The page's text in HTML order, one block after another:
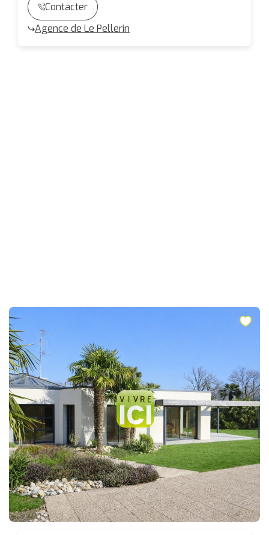
Contacter
Agence de Le Pellerin